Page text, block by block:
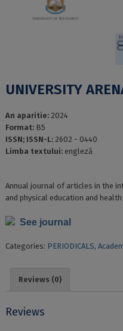
UNIVERSITY
An aparitie: 2024
Format: B5
ISSN; ISSN-L: 2602 - 0440
Limba textului: engleză
Annual journal of articles in the
and physical education and health
See journal
Categories: PERIODICALS,
Reviews (0)
Reviews